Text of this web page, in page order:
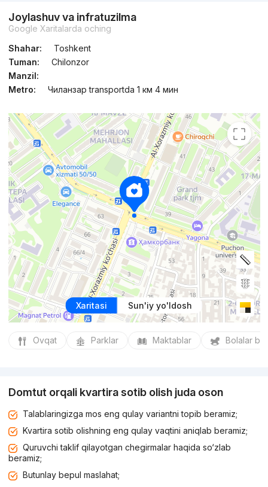
Joylashuv va infratuzilma
Google Xaritalarda oching
Shahar:
Toshkent
Tuman:
Chilonzor
Manzil:
Metro:
Чиланзар transportda 1 км 4 мин
Xaritasi Sun'iy yo'ldosh
Ovqat Parklar Maktablar Bolalar
Domtut orqali kvartira sotib olish juda oson
Talablaringizga mos eng qulay variantni topib beramiz;
Kvartira sotib olishning eng qulay vaqtini aniqlab beramiz;
Quruvchi taklif qilayotgan chegirmalar haqida so‘zlab
beramiz;
Butunlay bepul maslahat;